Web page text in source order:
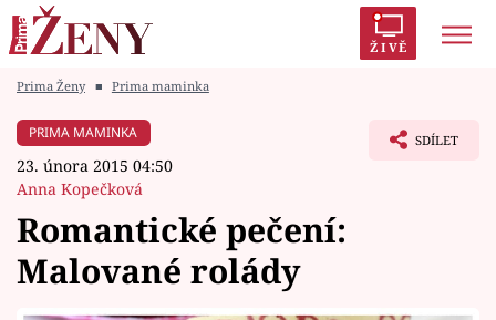
ŽIVĚ
Módní alarm
Zrádci
Témata
Prima Ženy ■ Prima maminka
PRIMA MAMINKA
23. února 2015 04:50
Anna Kopečková
SDÍLET
Romantické pečení:
Malované rolády